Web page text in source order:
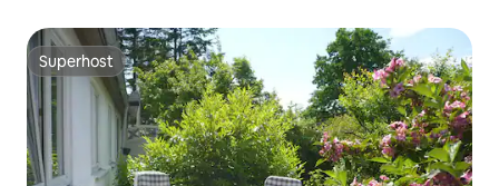
Superhost
Superhost